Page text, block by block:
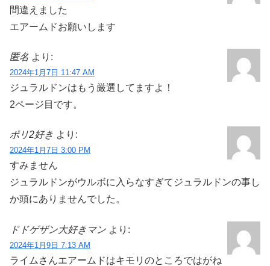
間違えました
エアームドお願いします
匿名 より:
2024年1月7日 11:47 AM
ジュラルドンはもう厳選してますよ！
2ページ目です。
ポリ2好き より:
2024年1月7日 3:00 PM
すみません
ジュラルドンがウルボに入らなすぎてジュラルドンの事し
か頭にありませんでした。
ドドゲザン大好きマン より:
2024年1月9日 7:13 AM
ライムさんエアームドはキモリのところではがね